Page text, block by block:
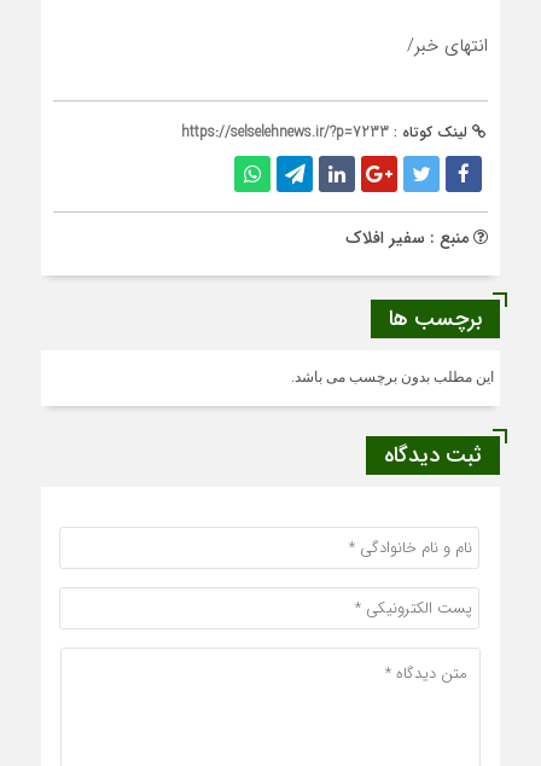
انتهای خبر/
لینک کوتاه : https://selselehnews.ir/?p=7233
منبع : سفير افلاك
برچسب ها
این مطلب بدون برچسب می باشد.
ثبت دیدگاه